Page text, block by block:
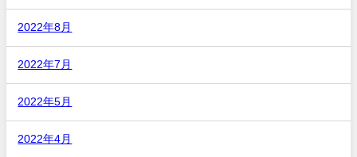
2022年8月
2022年7月
2022年5月
2022年4月